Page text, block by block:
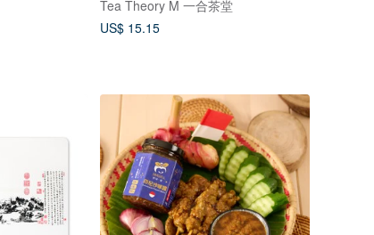
Tea Theory M 一合茶堂
US$ 15.15